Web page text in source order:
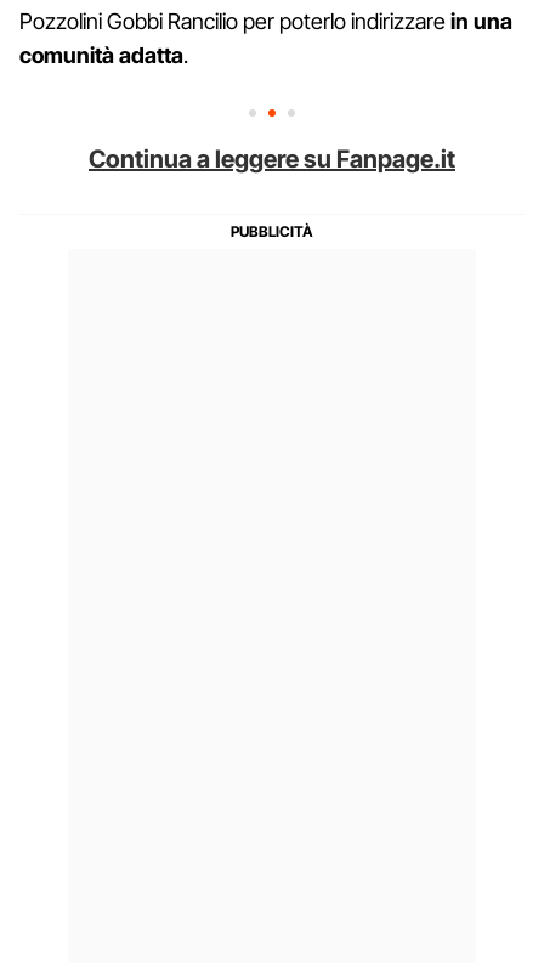
Pozzolini Gobbi Rancilio per poterlo indirizzarein una
comunità adatta.
Continua a leggere su Fanpage.it